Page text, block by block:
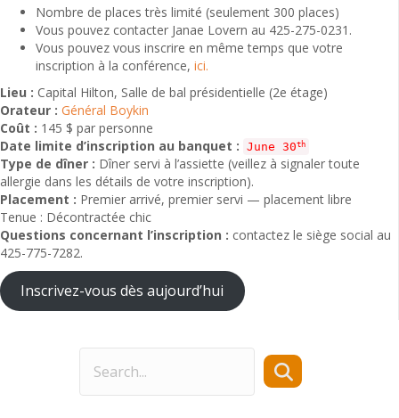
Nombre de places très limité (seulement 300 places)
Vous pouvez contacter Janae Lovern au 425-275-0231.
Vous pouvez vous inscrire en même temps que votre
inscription à la conférence, ici.
Lieu : Capital Hilton, Salle de bal présidentielle (2e étage)
Orateur : Général Boykin
Coût : 145 $ par personne
Date limite d’inscription au banquet : June 30th
Type de dîner : Dîner servi à l’assiette (veillez à signaler toute
allergie dans les détails de votre inscription).
Placement : Premier arrivé, premier servi — placement libre
Tenue : Décontractée chic
Questions concernant l’inscription : contactez le siège social au
425-775-7282.
Inscrivez-vous dès aujourd’hui